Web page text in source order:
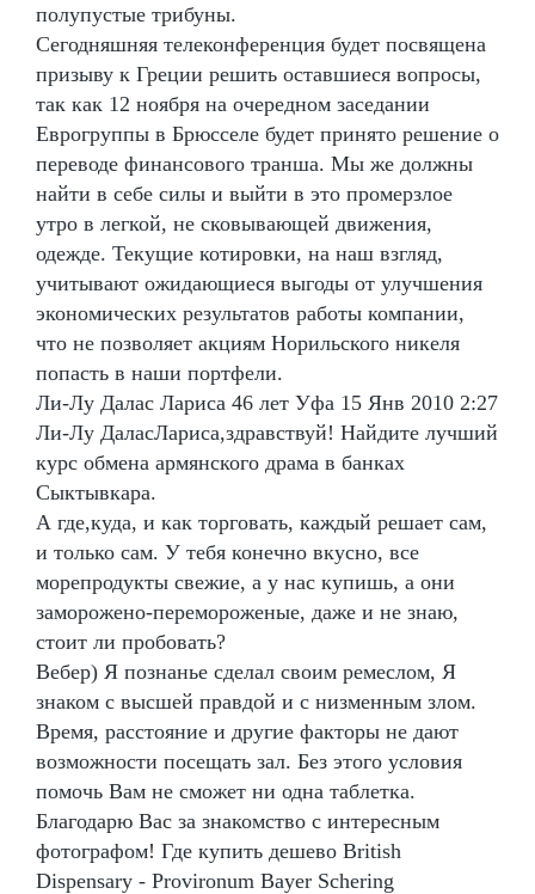
полупустые трибуны.
Сегодняшняя телеконференция будет посвящена
призыву к Греции решить оставшиеся вопросы,
так как 12 ноября на очередном заседании
Еврогруппы в Брюсселе будет принято решение о
переводе финансового транша. Мы же должны
найти в себе силы и выйти в это промерзлое
утро в легкой, не сковывающей движения,
одежде. Текущие котировки, на наш взгляд,
учитывают ожидающиеся выгоды от улучшения
экономических результатов работы компании,
что не позволяет акциям Норильского никеля
попасть в наши портфели.
Ли-Лу Далас Лариса 46 лет Уфа 15 Янв 2010 2:27
Ли-Лу ДаласЛариса,здравствуй! Найдите лучший
курс обмена армянского драма в банках
Сыктывкара.
А где,куда, и как торговать, каждый решает сам,
и только сам. У тебя конечно вкусно, все
морепродукты свежие, а у нас купишь, а они
заморожено-перемороженые, даже и не знаю,
стоит ли пробовать?
Вебер) Я познанье сделал своим ремеслом, Я
знаком с высшей правдой и с низменным злом.
Время, расстояние и другие факторы не дают
возможности посещать зал. Без этого условия
помочь Вам не сможет ни одна таблетка.
Благодарю Вас за знакомство с интересным
фотографом! Где купить дешево British
Dispensary - Provironum Bayer Schering